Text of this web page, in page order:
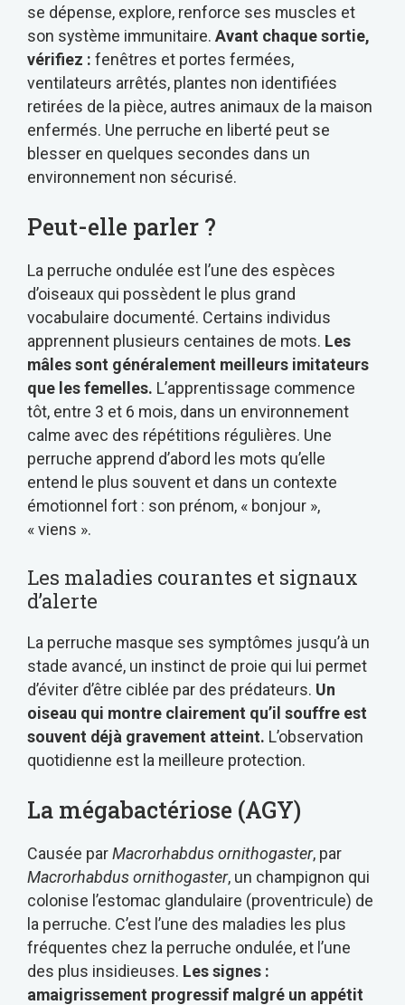
se dépense, explore, renforce ses muscles et
son système immunitaire. Avant chaque sortie,
vérifiez : fenêtres et portes fermées,
ventilateurs arrêtés, plantes non identifiées
retirées de la pièce, autres animaux de la maison
enfermés. Une perruche en liberté peut se
blesser en quelques secondes dans un
environnement non sécurisé.
Peut-elle parler ?
La perruche ondulée est l’une des espèces
d’oiseaux qui possèdent le plus grand
vocabulaire documenté. Certains individus
apprennent plusieurs centaines de mots. Les
mâles sont généralement meilleurs imitateurs
que les femelles. L’apprentissage commence
tôt, entre 3 et 6 mois, dans un environnement
calme avec des répétitions régulières. Une
perruche apprend d’abord les mots qu’elle
entend le plus souvent et dans un contexte
émotionnel fort : son prénom, « bonjour »,
« viens ».
Les maladies courantes et signaux
d’alerte
La perruche masque ses symptômes jusqu’à un
stade avancé, un instinct de proie qui lui permet
d’éviter d’être ciblée par des prédateurs. Un
oiseau qui montre clairement qu’il souffre est
souvent déjà gravement atteint. L’observation
quotidienne est la meilleure protection.
La mégabactériose (AGY)
Causée parMacrorhabdus ornithogaster, par
Macrorhabdus ornithogaster, un champignon qui
colonise l’estomac glandulaire (proventricule) de
la perruche. C’est l’une des maladies les plus
fréquentes chez la perruche ondulée, et l’une
des plus insidieuses. Les signes :
amaigrissement progressif malgré un appétit